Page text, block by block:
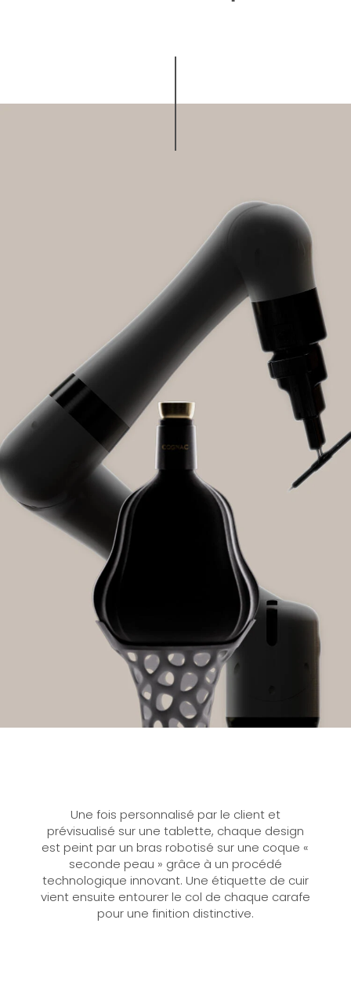
Une fois personnalisé par le client et
prévisualisé sur une tablette, chaque design
est peint par un bras robotisé sur une coque «
seconde peau » grâce à un procédé
technologique innovant. Une étiquette de cuir
vient ensuite entourer le col de chaque carafe
pour une finition distinctive.